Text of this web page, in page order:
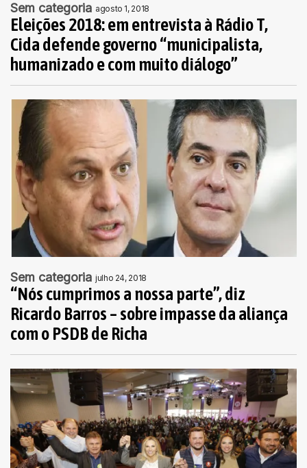
Sem categoria agosto 1, 2018
Eleições 2018: em entrevista à Rádio T,
Cida defende governo “municipalista,
humanizado e com muito diálogo”
Sem categoria julho 24, 2018
“Nós cumprimos a nossa parte”, diz
Ricardo Barros – sobre impasse da aliança
com o PSDB de Richa